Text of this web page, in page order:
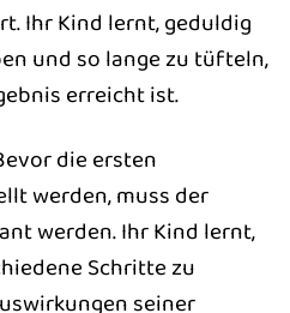
Ihr Kind lernt, geduldig
und so lange zu tüfteln,
erreicht ist.
die ersten
werden, muss der
werden. Ihr Kind lernt,
Schritte zu
seiner